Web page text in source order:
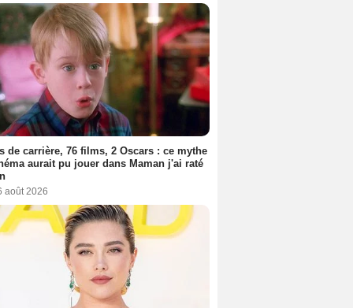
de carrière, 76 films, 2 Oscars : ce mythe
aurait pu jouer dans Maman j'ai raté
août 2026